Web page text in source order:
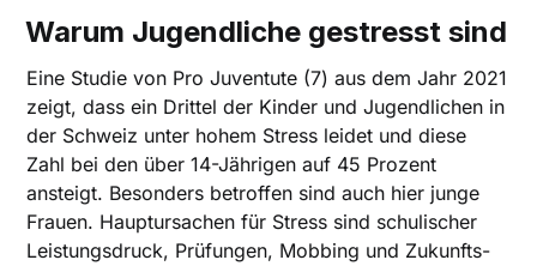
Warum Jugendliche gestresst sind
Eine Studie von Pro Juventute (7) aus dem Jahr 2021
zeigt, dass ein Drittel der Kinder und Jugendlichen in
der Schweiz unter hohem Stress leidet und diese
Zahl bei den über 14-Jährigen auf 45 Prozent
ansteigt. Besonders betroffen sind auch hier junge
Frauen. Hauptursachen für Stress sind schulischer
Leistungsdruck, Prüfungen, Mobbing und Zukunfts­